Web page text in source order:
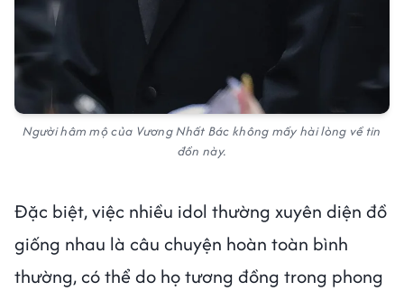
Người hâm mộ của Vương Nhất Bác không mấy hài lòng về tin
đồn này.
Đặc biệt, việc nhiều idol thường xuyên diện đồ
giống nhau là câu chuyện hoàn toàn bình
thường, có thể do họ tương đồng trong phong